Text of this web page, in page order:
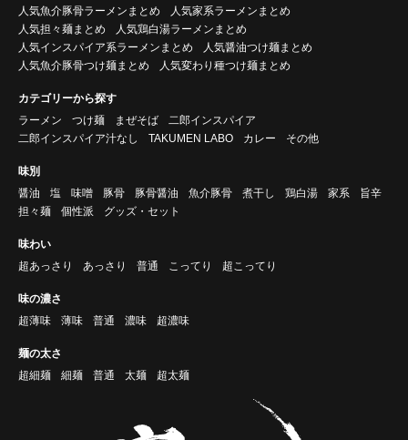
人気魚介豚骨ラーメンまとめ
人気家系ラーメンまとめ
人気担々麺まとめ
人気鶏白湯ラーメンまとめ
人気インスパイア系ラーメンまとめ
人気醤油つけ麺まとめ
人気魚介豚骨つけ麺まとめ
人気変わり種つけ麺まとめ
カテゴリーから探す
ラーメン
つけ麺 まぜそば
二郎インスパイア
二郎インスパイア汁なし
TAKUMEN LABO カレー その他
味別
醤油
塩 味噌 豚骨 豚骨醤油 魚介豚骨 煮干し 鶏白湯 家系
旨辛
担々麺
個性派 グッズ・セット
味わい
超あっさり
あっさり 普通 こってり 超こってり
味の濃さ
超薄味
薄味 普通 濃味 超濃味
麺の太さ
超細麺
細麺 普通 太麺 超太麺